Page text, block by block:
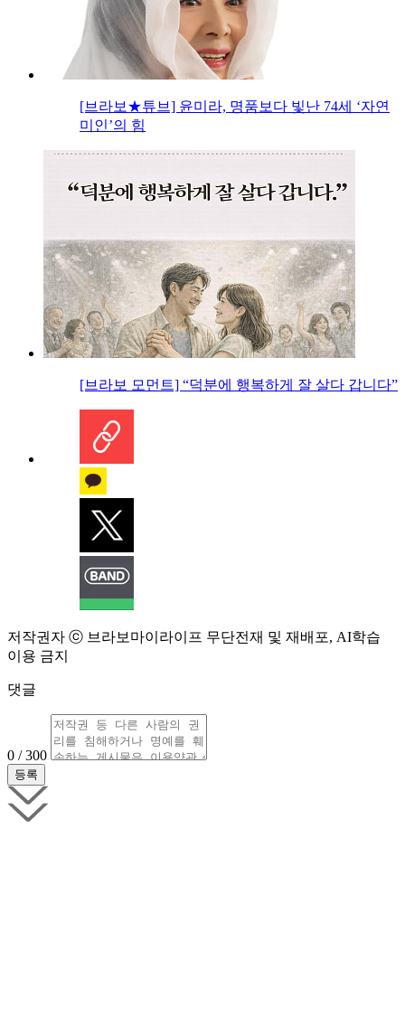
[브라보★튜브] 윤미라, 명품보다 빛난 74세 ‘자연
미인’의 힘
[브라보 모먼트] “덕분에 행복하게 잘 살다 갑니다”
저작권자 ⓒ 브라보마이라이프 무단전재 및 재배포, AI학습
이용 금지
댓글
0 / 300